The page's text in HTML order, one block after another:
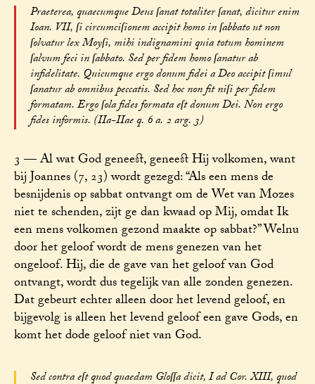
Praeterea, quaecumque Deus ſanat totaliter ſanat, dicitur enim
Ioan. VII, ſi circumciſionem accipit homo in ſabbato ut non
ſolvatur lex Moyſi, mihi indignamini quia totum hominem
ſalvum feci in ſabbato. Sed per fidem homo ſanatur ab
infidelitate. Quicumque ergo donum fidei a Deo accipit ſimul
ſanatur ab omnibus peccatis. Sed hoc non fit niſi per fidem
formatam. Ergo ſola fides formata eſt donum Dei. Non ergo
fides informis. (IIa-IIae q. 6 a. 2 arg. 3)
3 — Al wat God geneest, geneest Hij volkomen, want
bij Joannes (7, 23) wordt gezegd: “Als een mens de
besnijdenis op sabbat ontvangt om de Wet van Mozes
niet te schenden, zijt ge dan kwaad op Mij, omdat Ik
een mens volkomen gezond maakte op sabbat?” Welnu
door het geloof wordt de mens genezen van het
ongeloof. Hij, die de gave van het geloof van God
ontvangt, wordt dus tegelijk van alle zonden genezen.
Dat gebeurt echter alleen door het levend geloof, en
bijgevolg is alleen het levend geloof een gave Gods, en
komt het dode geloof niet van God.
Sed contra eſt quod quaedam Gloſſa dicit, I ad Cor. XIII, quod